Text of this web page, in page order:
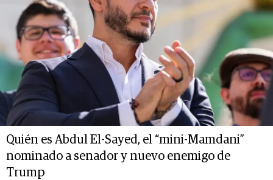
Quién es Abdul El-Sayed, el “mini-Mamdani”
nominado a senador y nuevo enemigo de
Trump